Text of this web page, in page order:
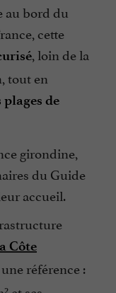
au bord du
cette
, loin de la
tout en
de
girondine,
du Guide
accueil.
Côte
référence :